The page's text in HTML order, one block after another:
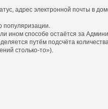
адрес электронной почты в
ином способе остаётся за
путём подсчёта
столько-то»).